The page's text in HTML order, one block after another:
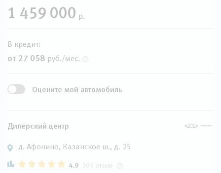
1 459 000 р.
В кредит:
от 27 058 руб./мес.
Оцените мой автомобиль
Дилерский центр
д. Афонино, Казанское ш., д. 25
4.9 501 отзыв